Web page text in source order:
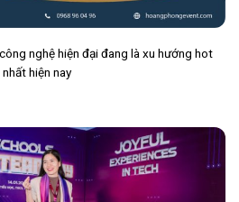
nghệ hiện đại đang là xu hướng hot
nhất hiện nay